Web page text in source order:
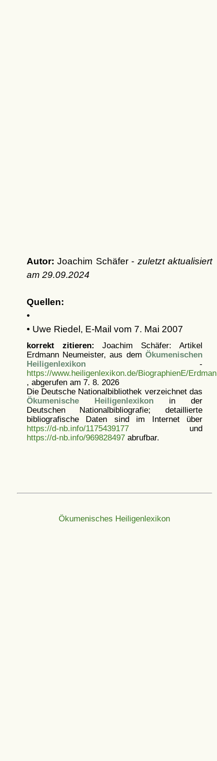
Autor: Joachim Schäfer - zuletzt aktualisiert
am 29.09.2024
Quellen:
•
• Uwe Riedel, E-Mail vom 7. Mai 2007
korrekt zitieren: Joachim Schäfer: Artikel
Erdmann Neumeister, aus dem Ökumenischen
Heiligenlexikon-
https://www.heiligenlexikon.de/BiographienE/
, abgerufen am 7. 8. 2026
Die Deutsche Nationalbibliothek verzeichnet das
Ökumenische Heiligenlexikonin der
Deutschen Nationalbibliografie; detaillierte
bibliografische Daten sind im Internet über
https://d-nb.info/1175439177und
https://d-nb.info/969828497abrufbar.
Ökumenisches Heiligenlexikon